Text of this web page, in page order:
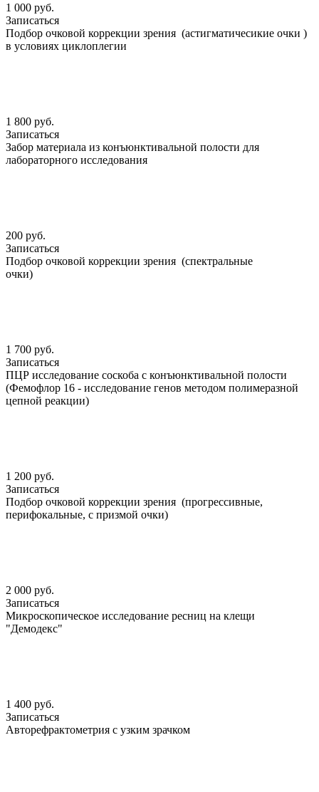
1 000 руб.
Записаться
Подбор очковой коррекции зрения (астигматичесикие очки )
в условиях циклоплегии
1 800 руб.
Записаться
Забор материала из конъюнктивальной полости для
лабораторного исследования
200 руб.
Записаться
Подбор очковой коррекции зрения (спектральные
очки)
1 700 руб.
Записаться
ПЦР исследование соскоба с конъюнктивальной полости
(Фемофлор 16 - исследование генов методом полимеразной
цепной реакции)
1 200 руб.
Записаться
Подбор очковой коррекции зрения (прогрессивные,
перифокальные, с призмой очки)
2 000 руб.
Записаться
Микроскопическое исследование ресниц на клещи
"Демодекс"
1 400 руб.
Записаться
Авторефрактометрия с узким зрачком